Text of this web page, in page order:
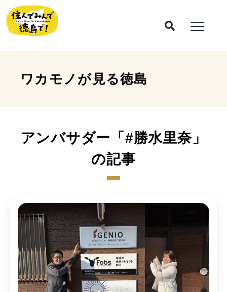
ワカモノが見る徳島
アンバサダー「#勝水里奈」
の記事